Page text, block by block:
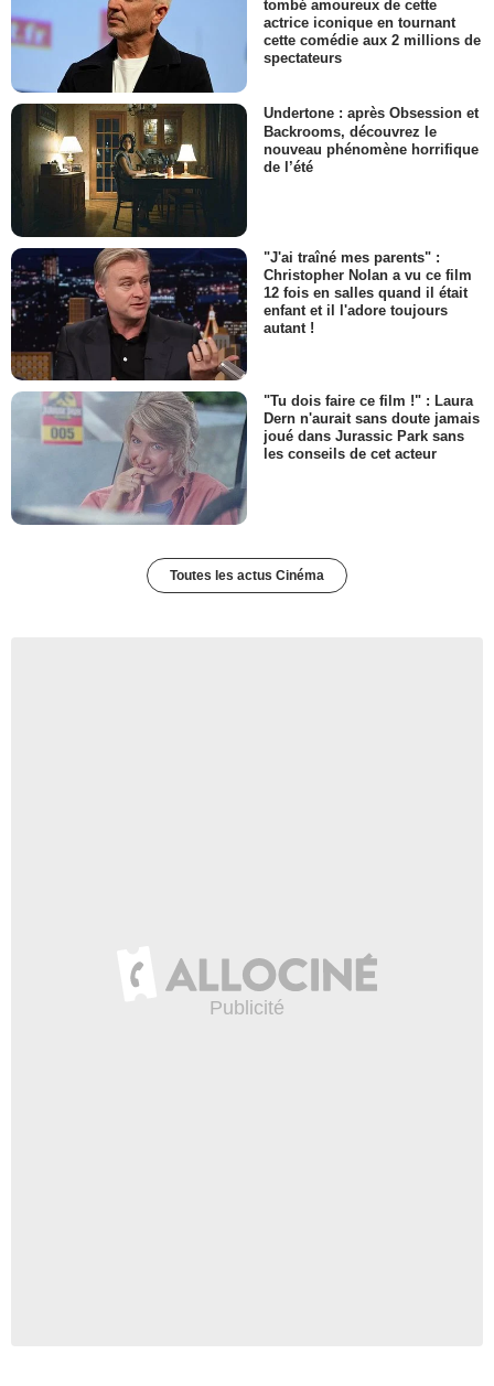
tombé amoureux de cette
actrice iconique en tournant
cette comédie aux 2 millions de
spectateurs
Undertone : après Obsession et
Backrooms, découvrez le
nouveau phénomène horrifique
de l’été
"J'ai traîné mes parents" :
Christopher Nolan a vu ce film
12 fois en salles quand il était
enfant et il l'adore toujours
autant !
"Tu dois faire ce film !" : Laura
Dern n'aurait sans doute jamais
joué dans Jurassic Park sans
les conseils de cet acteur
Toutes les actus Cinéma